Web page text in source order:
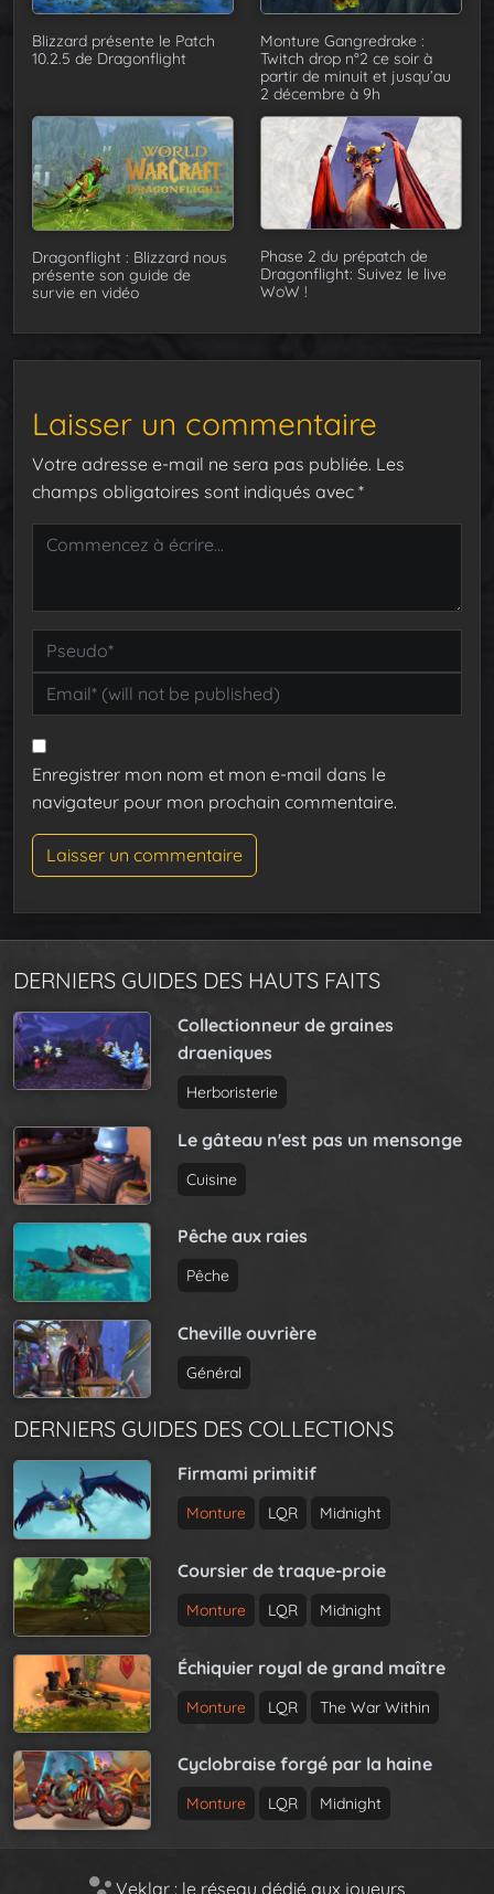
Blizzard présente le Patch
10.2.5 de Dragonflight
Monture Gangredrake :
Twitch drop n°2 ce soir à
partir de minuit et jusqu’au
2 décembre à 9h
Dragonflight : Blizzard nous
présente son guide de
survie en vidéo
Phase 2 du prépatch de
Dragonflight: Suivez le live
WoW !
Laisser un commentaire
Votre adresse e-mail ne sera pas publiée. Les
champs obligatoires sont indiqués avec *
Enregistrer mon nom et mon e-mail dans le
navigateur pour mon prochain commentaire.
DERNIERS GUIDES DES HAUTS FAITS
Collectionneur de graines
draeniques
Herboristerie
Le gâteau n'est pas un mensonge
Cuisine
Pêche aux raies
Pêche
Cheville ouvrière
Général
DERNIERS GUIDES DES COLLECTIONS
Firmami primitif
Monture LQR Midnight
Coursier de traque-proie
Monture LQR Midnight
Échiquier royal de grand maître
Monture LQR The War Within
Cyclobraise forgé par la haine
Monture LQR Midnight
Veklar : le réseau dédié aux joueurs